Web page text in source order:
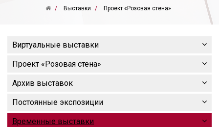
Выставки Проект «Розовая стена»
Виртуальные выставки
Проект «Розовая стена»
Архив выставок
Постоянные экспозиции
Временные выставки